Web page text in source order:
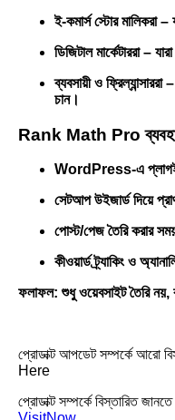
ই-কমার্স স্টোর মালিকরা –
ডিজিটাল মার্কেটাররা –
ব্যবসায়ী ও
চান।
Rank Math Pro
WordPress-এ
সেটআপ উইজার্ড দিয়ে
পোস্ট/পেজ তৈরি করার
কীওয়ার্ড ট্র্যাকিং ও
ফলাফল: শুধু ওয়েবসাইট তৈরি
প্রোডাক্ট আপডেট সম্পর্কে আরো
Here
প্রোডাক্ট সম্পর্কে বিস্তারিত